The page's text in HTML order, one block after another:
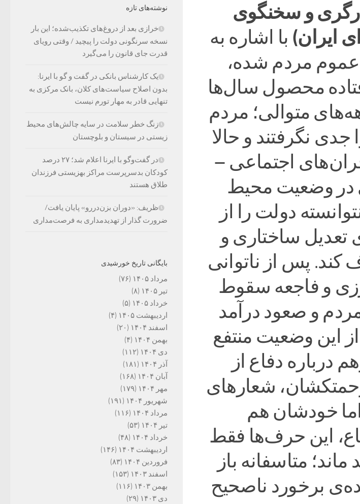
و سخنگوی
ایران) با اشاره به
عموم مردم شده،
محصول سال‌ها
متوالی؛ مردم
نگرفتند و حالا
اجتماعی –
در وضعیت محیط
دولت را از
تعدیل ساختاری و
پس از ناتوانی
و فاجعه سقوط
و صعود درآمد
از این وضعیت منتفع
درباره دفاع از
شعارهای
خودشان هم
این حرف‌ها فقط
متاسفانه باز
برخورد ناصحیح
نوشته‌های تازه
خرازی بعد از دروغ‌های تکذیب‌شده؛ این بار
نسخه سرنگونی دولت را پیچید / وقتی رویای
قدرت جای قانون را می‌گیرد
یک کارشناس بانکی در گفت و گو با ایرنا:
بدون اصلاح سیاست‌های کلان، بانک مرکزی به
تنهایی قادر به مهار تورم نیست
زنگ خطر سلامت در سایه چالش‌های محیط
زیستی در سیستان و بلوچستان
در گفت‌وگو با ایرنا اعلام شد؛ ۲۷ درصد
کودکان بدسرپرست مراکز بهزیستی فرزندان
طلاق هستند
ظریف: «دوران بزن‌دررو» پایان یافت/
ضرورت گذار از تهدیدمداری به فرصت‌مداری
بایگانی تاریخ خورشیدی
مرداد ۱۴۰۵
(۷۶)
تیر ۱۴۰۵
(۸)
خرداد ۱۴۰۵
(۵)
اردیبهشت ۱۴۰۵
(۴)
اسفند ۱۴۰۴
(۲۰)
بهمن ۱۴۰۴
(۴)
دی ۱۴۰۴
(۱۱۲)
آذر ۱۴۰۴
(۱۸۱)
آبان ۱۴۰۴
(۱۶۸)
مهر ۱۴۰۴
(۱۷۹)
شهریور ۱۴۰۴
(۱۹۱)
مرداد ۱۴۰۴
(۱۱۶)
تیر ۱۴۰۴
(۵۳)
خرداد ۱۴۰۴
(۴۸)
اردیبهشت ۱۴۰۴
(۱۴۶)
فروردین ۱۴۰۴
(۸۳)
اسفند ۱۴۰۳
(۱۵۳)
بهمن ۱۴۰۳
(۱۱۶)
دی ۱۴۰۳
(۲۹)